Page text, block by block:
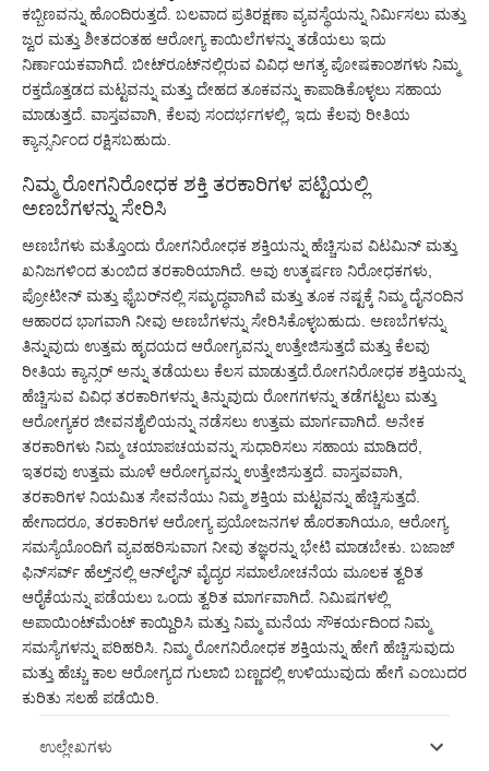
ಕಬ್ಬಿಣವನ್ನು ಹೊಂದಿರುತ್ತದೆ. ಬಲವಾದ ಪ್ರತಿರಕ್ಷಣಾ ವ್ಯವಸ್ಥೆಯನ್ನು ನಿರ್ಮಿಸಲು ಮತ್ತು
ಜ್ವರ ಮತ್ತು ಶೀತದಂತಹ ಆರೋಗ್ಯ ಕಾಯಿಲೆಗಳನ್ನು ತಡೆಯಲು ಇದು
ನಿರ್ಣಾಯಕವಾಗಿದೆ. ಬೀಟ್‌ರೂಟ್‌ನಲ್ಲಿರುವ ವಿವಿಧ ಅಗತ್ಯ ಪೋಷಕಾಂಶಗಳು ನಿಮ್ಮ
ರಕ್ತದೊತ್ತಡದ ಮಟ್ಟವನ್ನು ಮತ್ತು ದೇಹದ ತೂಕವನ್ನು ಕಾಪಾಡಿಕೊಳ್ಳಲು ಸಹಾಯ
ಮಾಡುತ್ತದೆ. ವಾಸ್ತವವಾಗಿ, ಕೆಲವು ಸಂದರ್ಭಗಳಲ್ಲಿ, ಇದು ಕೆಲವು ರೀತಿಯ
ಕ್ಯಾನ್ಸರ್ನಿಂದ ರಕ್ಷಿಸಬಹುದು.
ನಿಮ್ಮ ರೋಗನಿರೋಧಕ ಶಕ್ತಿ ತರಕಾರಿಗಳ ಪಟ್ಟಿಯಲ್ಲಿ
ಅಣಬೆಗಳನ್ನು ಸೇರಿಸಿ
ಅಣಬೆಗಳು ಮತ್ತೊಂದು ರೋಗನಿರೋಧಕ ಶಕ್ತಿಯನ್ನು ಹೆಚ್ಚಿಸುವ ವಿಟಮಿನ್ ಮತ್ತು
ಖನಿಜಗಳಿಂದ ತುಂಬಿದ ತರಕಾರಿಯಾಗಿದೆ. ಅವು ಉತ್ಕರ್ಷಣ ನಿರೋಧಕಗಳು,
ಪ್ರೋಟೀನ್ ಮತ್ತು ಫೈಬರ್‌ನಲ್ಲಿ ಸಮೃದ್ಧವಾಗಿವೆ ಮತ್ತು ತೂಕ ನಷ್ಟಕ್ಕೆ ನಿಮ್ಮ ದೈನಂದಿನ
ಆಹಾರದ ಭಾಗವಾಗಿ ನೀವು ಅಣಬೆಗಳನ್ನು ಸೇರಿಸಿಕೊಳ್ಳಬಹುದು. ಅಣಬೆಗಳನ್ನು
ತಿನ್ನುವುದು ಉತ್ತಮ ಹೃದಯದ ಆರೋಗ್ಯವನ್ನು ಉತ್ತೇಜಿಸುತ್ತದೆ ಮತ್ತು ಕೆಲವು
ರೀತಿಯ ಕ್ಯಾನ್ಸರ್ ಅನ್ನು ತಡೆಯಲು ಕೆಲಸ ಮಾಡುತ್ತದೆ.ರೋಗನಿರೋಧಕ ಶಕ್ತಿಯನ್ನು
ಹೆಚ್ಚಿಸುವ ವಿವಿಧ ತರಕಾರಿಗಳನ್ನು ತಿನ್ನುವುದು ರೋಗಗಳನ್ನು ತಡೆಗಟ್ಟಲು ಮತ್ತು
ಆರೋಗ್ಯಕರ ಜೀವನಶೈಲಿಯನ್ನು ನಡೆಸಲು ಉತ್ತಮ ಮಾರ್ಗವಾಗಿದೆ. ಅನೇಕ
ತರಕಾರಿಗಳು ನಿಮ್ಮ ಚಯಾಪಚಯವನ್ನು ಸುಧಾರಿಸಲು ಸಹಾಯ ಮಾಡಿದರೆ,
ಇತರವು ಉತ್ತಮ ಮೂಳೆ ಆರೋಗ್ಯವನ್ನು ಉತ್ತೇಜಿಸುತ್ತದೆ. ವಾಸ್ತವವಾಗಿ,
ತರಕಾರಿಗಳ ನಿಯಮಿತ ಸೇವನೆಯು ನಿಮ್ಮ ಶಕ್ತಿಯ ಮಟ್ಟವನ್ನು ಹೆಚ್ಚಿಸುತ್ತದೆ.
ಹೇಗಾದರೂ, ತರಕಾರಿಗಳ ಆರೋಗ್ಯ ಪ್ರಯೋಜನಗಳ ಹೊರತಾಗಿಯೂ, ಆರೋಗ್ಯ
ಸಮಸ್ಯೆಯೊಂದಿಗೆ ವ್ಯವಹರಿಸುವಾಗ ನೀವು ತಜ್ಞರನ್ನು ಭೇಟಿ ಮಾಡಬೇಕು. ಬಜಾಜ್
ಫಿನ್‌ಸರ್ವ್ ಹೆಲ್ತ್‌ನಲ್ಲಿ ಆನ್‌ಲೈನ್ ವೈದ್ಯರ ಸಮಾಲೋಚನೆಯ ಮೂಲಕ ತ್ವರಿತ
ಆರೈಕೆಯನ್ನು ಪಡೆಯಲು ಒಂದು ತ್ವರಿತ ಮಾರ್ಗವಾಗಿದೆ. ನಿಮಿಷಗಳಲ್ಲಿ
ಅಪಾಯಿಂಟ್‌ಮೆಂಟ್ ಕಾಯ್ದಿರಿಸಿ ಮತ್ತು ನಿಮ್ಮ ಮನೆಯ ಸೌಕರ್ಯದಿಂದ ನಿಮ್ಮ
ಸಮಸ್ಯೆಗಳನ್ನು ಪರಿಹರಿಸಿ. ನಿಮ್ಮ ರೋಗನಿರೋಧಕ ಶಕ್ತಿಯನ್ನು ಹೇಗೆ ಹೆಚ್ಚಿಸುವುದು
ಮತ್ತು ಹೆಚ್ಚು ಕಾಲ ಆರೋಗ್ಯದ ಗುಲಾಬಿ ಬಣ್ಣದಲ್ಲಿ ಉಳಿಯುವುದು ಹೇಗೆ ಎಂಬುದರ
ಕುರಿತು ಸಲಹೆ ಪಡೆಯಿರಿ.
ಉಲ್ಲೇಖಗಳು